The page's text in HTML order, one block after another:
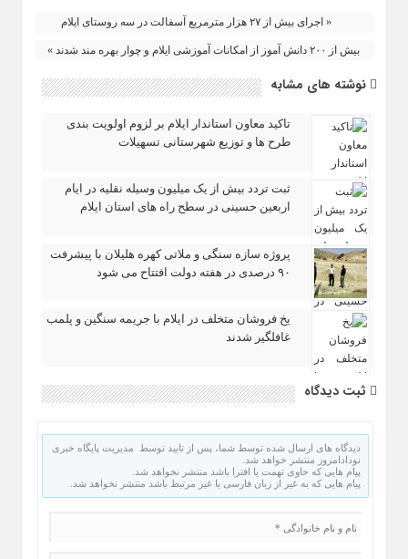
« اجرای بیش از ۲۷ هزار مترمربع آسفالت در سه روستای ایلام
بیش از ۲۰۰ دانش‌ آموز از امکانات آموزشی ایلام و چوار بهره‌ مند شدند »
نوشته های مشابه
تاکید معاون استاندار ایلام بر لزوم اولویت‌ بندی
طرح‌ ها و توزیع شهرستانی تسهیلات
ثبت تردد بیش از یک میلیون وسیله نقلیه در ایام
اربعین حسینی در سطح راه‌ های استان ایلام
پروژه سازه سنگی و ملاتی کهره هلیلان با پیشرفت
۹۰ درصدی در هفته دولت افتتاح می شود
یخ‌ فروشان متخلف در ایلام با جریمه سنگین و پلمب
غافلگیر شدند
ثبت دیدگاه
دیدگاه های ارسال شده توسط شما، پس از تایید توسط مدیریت پایگاه خبری
نودادامروز منتشر خواهد شد.
پیام هایی که حاوی تهمت یا افترا باشد منتشر نخواهد شد.
پیام هایی که به غیر از زبان فارسی یا غیر مرتبط باشد منتشر نخواهد شد.